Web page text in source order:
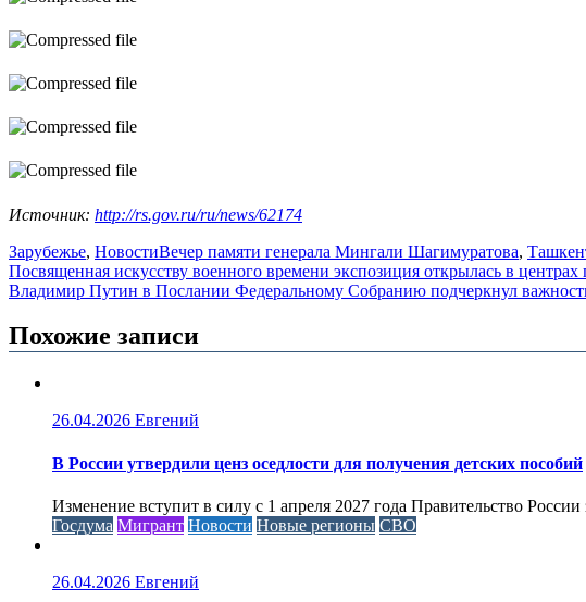
Источник: http://rs.gov.ru/ru/news/62174
Зарубежье, НовостиВечер памяти генерала Мингали Шагимуратова,
Навигация
по
записям
Посвященная искусству военного времени экспозиция открылась в центрах
Владимир Путин в Послании Федеральному Собранию подчеркнул
Похожие записи
26.04.2026 Евгений
В России утвердили ценз оседлости для получения детских пособий
Изменение вступит в силу с 1 апреля 2027 года Правительство
Госдума Мигрант Новости Новые регионы СВО
26.04.2026 Евгений